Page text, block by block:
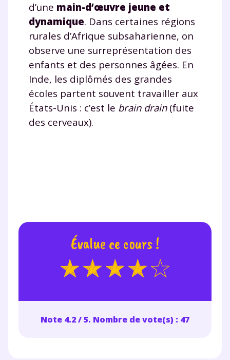
d’une main-d’œuvre jeune et
dynamique. Dans certaines régions
rurales d’Afrique subsaharienne, on
observe une surreprésentation des
enfants et des personnes âgées. En
Inde, les diplômés des grandes
écoles partent souvent travailler aux
États-Unis : c’est le brain drain(fuite
des cerveaux).
Évalue ce cours !
Note 4.2 / 5. Nombre de vote(s) : 47